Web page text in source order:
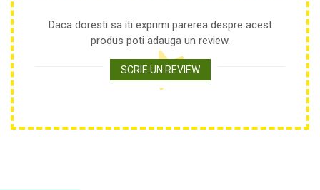
Nivela laser
Generatoare curent electric
Freze electrice
Rindele electrice
Aparate de sudură tevi PVC
Pistoale cu aer cald
Mașini electrice de șlefuit / polișat
Mixer electric
Daca doresti sa iti exprimi parerea despre acest
produs poti adauga un review.
SCRIE UN REVIEW